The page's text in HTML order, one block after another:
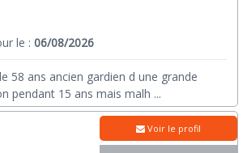
le :06/08/2026
58 ans ancien gardien d une grande
pendant 15 ans mais malh ...
Voir le profil